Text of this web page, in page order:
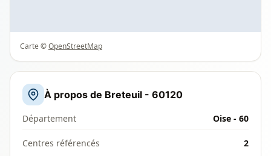
Carte ©OpenStreetMap
À propos de Breteuil - 60120
Département Oise - 60
Centres référencés
2